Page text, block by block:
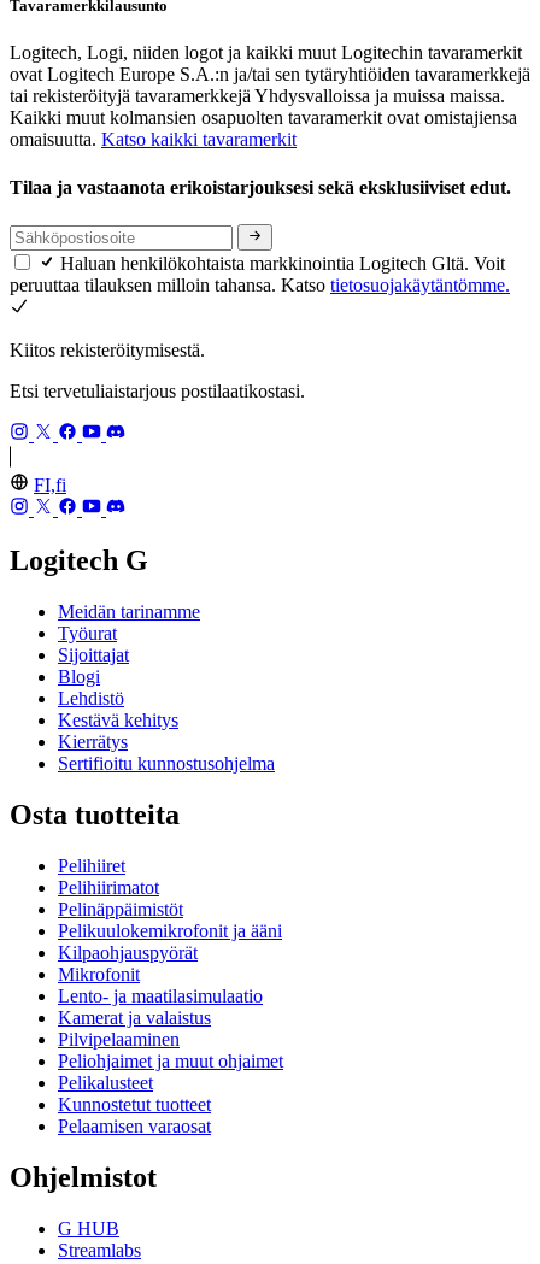
Tavaramerkkilausunto
Logitech, Logi, niiden logot ja kaikki muut Logitechin tavaramerkit
ovat Logitech Europe S.A.:n ja/tai sen tytäryhtiöiden tavaramerkkejä
tai rekisteröityjä tavaramerkkejä Yhdysvalloissa ja muissa maissa.
Kaikki muut kolmansien osapuolten tavaramerkit ovat omistajiensa
omaisuutta. Katso kaikki tavaramerkit
Tilaa ja vastaanota erikoistarjouksesi sekä eksklusiiviset edut.
Haluan henkilökohtaista markkinointia Logitech Gltä. Voit
peruuttaa tilauksen milloin tahansa. Katso tietosuojakäytäntömme.
Kiitos rekisteröitymisestä.
Etsi tervetuliaistarjous postilaatikostasi.
FI,fi
Logitech G
Meidän tarinamme
Työurat
Sijoittajat
Blogi
Lehdistö
Kestävä kehitys
Kierrätys
Sertifioitu kunnostusohjelma
Osta tuotteita
Pelihiiret
Pelihiirimatot
Pelinäppäimistöt
Pelikuulokemikrofonit ja ääni
Kilpaohjauspyörät
Mikrofonit
Lento- ja maatilasimulaatio
Kamerat ja valaistus
Pilvipelaaminen
Peliohjaimet ja muut ohjaimet
Pelikalusteet
Kunnostetut tuotteet
Pelaamisen varaosat
Ohjelmistot
G HUB
Streamlabs